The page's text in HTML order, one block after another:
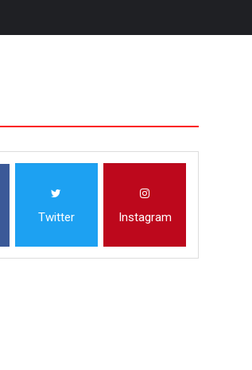
Twitter Instagram